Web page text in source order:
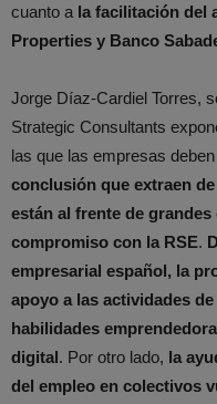
cuanto a la facilitación del
Properties y Banco
Jorge Díaz-Cardiel Torres,
Strategic Consultants
las que las empresas deben
conclusión que extraen
están al frente de
compromiso con la RSE.
empresarial español, la
apoyo a las actividades
habilidades
digital. Por otro lado, la
del empleo en colectivos